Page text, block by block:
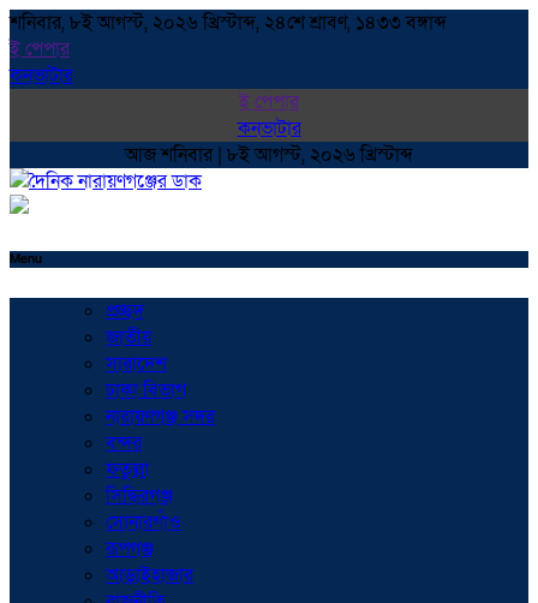
শনিবার, ৮ই আগস্ট, ২০২৬ খ্রিস্টাব্দ, ২৪শে শ্রাবণ, ১৪৩৩ বঙ্গাব্দ
ই পেপার
কনভাটার
ই পেপার
কনভাটার
আজ শনিবার | ৮ই আগস্ট, ২০২৬ খ্রিস্টাব্দ
Menu
প্রচ্ছদ
জাতীয়
সারাদেশ
ঢাকা বিভাগ
নারায়ণগঞ্জ সদর
বন্দর
ফতুল্লা
সিদ্ধিরগঞ্জ
সোনারগাঁও
রূপগঞ্জ
আড়াইহাজার